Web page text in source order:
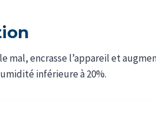
encrasse l’appareil et
inférieure à 20%.